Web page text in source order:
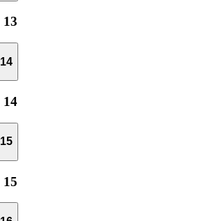
13
14
14
15
15